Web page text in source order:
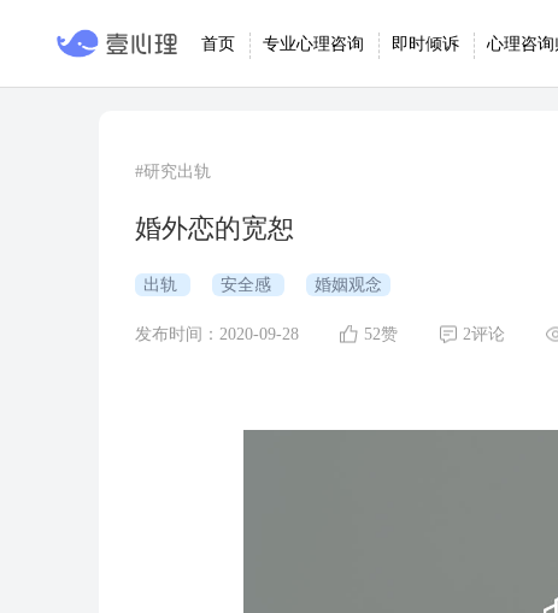
首页 专业心理咨询 即时倾诉 心理咨询
#研究出轨
婚外恋的宽恕
出轨 安全感 婚姻观念
发布时间：2020-09-28 52赞 2评论